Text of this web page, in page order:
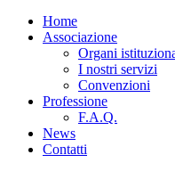
Home
Associazione
Organi
I nostri servizi
Convenzioni
Professione
F.A.Q.
News
Contatti